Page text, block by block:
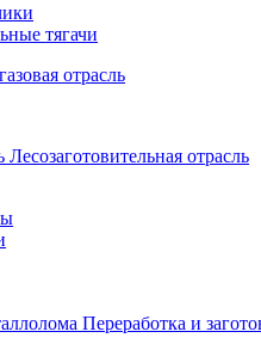
тягачи
отрасль
Лесозаготовительная отрасль
Переработка и